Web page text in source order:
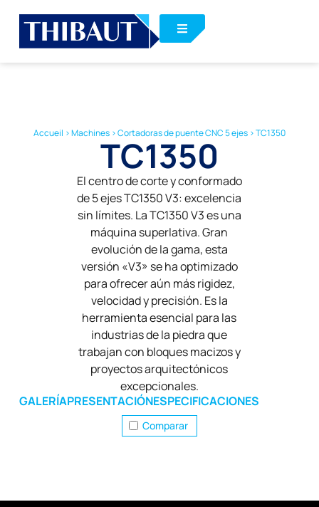
Accueil >Machines>Cortadoras de puente CNC 5 ejes>TC1350
TC1350
El centro de corte y conformado
de 5 ejes TC1350 V3: excelencia
sin límites. La TC1350 V3 es una
máquina superlativa. Gran
evolución de la gama, esta
versión «V3» se ha optimizado
para ofrecer aún más rigidez,
velocidad y precisión. Es la
herramienta esencial para las
industrias de la piedra que
trabajan con bloques macizos y
proyectos arquitectónicos
excepcionales.
GALERÍAPRESENTACIÓNESPECIFICACIONES
Comparar